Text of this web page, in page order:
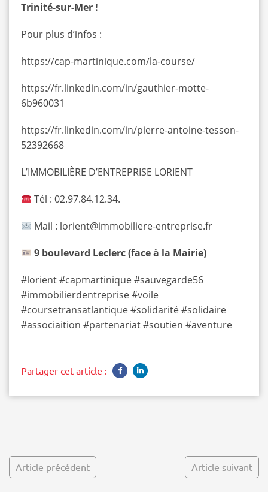
Trinité-sur-Mer !
Pour plus d’infos :
https://cap-martinique.com/la-course/
https://fr.linkedin.com/in/gauthier-motte-
6b960031
https://fr.linkedin.com/in/pierre-antoine-tesson-
52392668
L’IMMOBILIÈRE D’ENTREPRISE LORIENT
Tél : 02.97.84.12.34.
Mail : lorient@immobiliere-entreprise.fr
9 boulevard Leclerc (face à la Mairie)
#lorient #capmartinique #sauvegarde56
#immobilierdentreprise #voile
#coursetransatlantique #solidarité #solidaire
#associaition #partenariat #soutien #aventure
Partager cet article :
Article précédent Article suivant